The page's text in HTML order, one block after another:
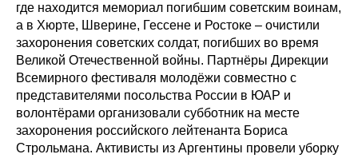
где находится мемориал погибшим советским воинам,
а в Хюрте, Шверине, Гессене и Ростоке – очистили
захоронения советских солдат, погибших во время
Великой Отечественной войны. Партнёры Дирекции
Всемирного фестиваля молодёжи совместно с
представителями посольства России в ЮАР и
волонтёрами организовали субботник на месте
захоронения российского лейтенанта Бориса
Строльмана. Активисты из Аргентины провели уборку